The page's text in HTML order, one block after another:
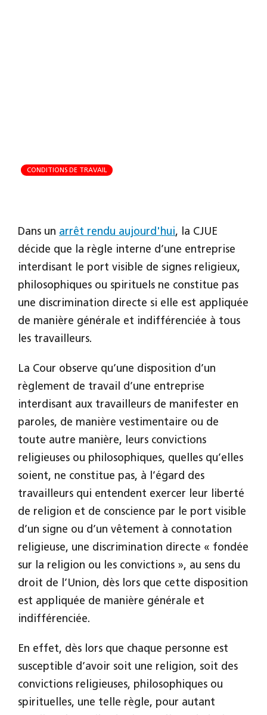
CONDITIONS DE TRAVAIL
Dans un arrêt rendu aujourd'hui, la CJUE
décide que la règle interne d’une entreprise
interdisant le port visible de signes religieux,
philosophiques ou spirituels ne constitue pas
une discrimination directe si elle est appliquée
de manière générale et indifférenciée à tous
les travailleurs.
La Cour observe qu’une disposition d’un
règlement de travail d’une entreprise
interdisant aux travailleurs de manifester en
paroles, de manière vestimentaire ou de
toute autre manière, leurs convictions
religieuses ou philosophiques, quelles qu’elles
soient, ne constitue pas, à l’égard des
travailleurs qui entendent exercer leur liberté
de religion et de conscience par le port visible
d’un signe ou d’un vêtement à connotation
religieuse, une discrimination directe « fondée
sur la religion ou les convictions », au sens du
droit de l’Union, dès lors que cette disposition
est appliquée de manière générale et
indifférenciée.
En effet, dès lors que chaque personne est
susceptible d’avoir soit une religion, soit des
convictions religieuses, philosophiques ou
spirituelles, une telle règle, pour autant